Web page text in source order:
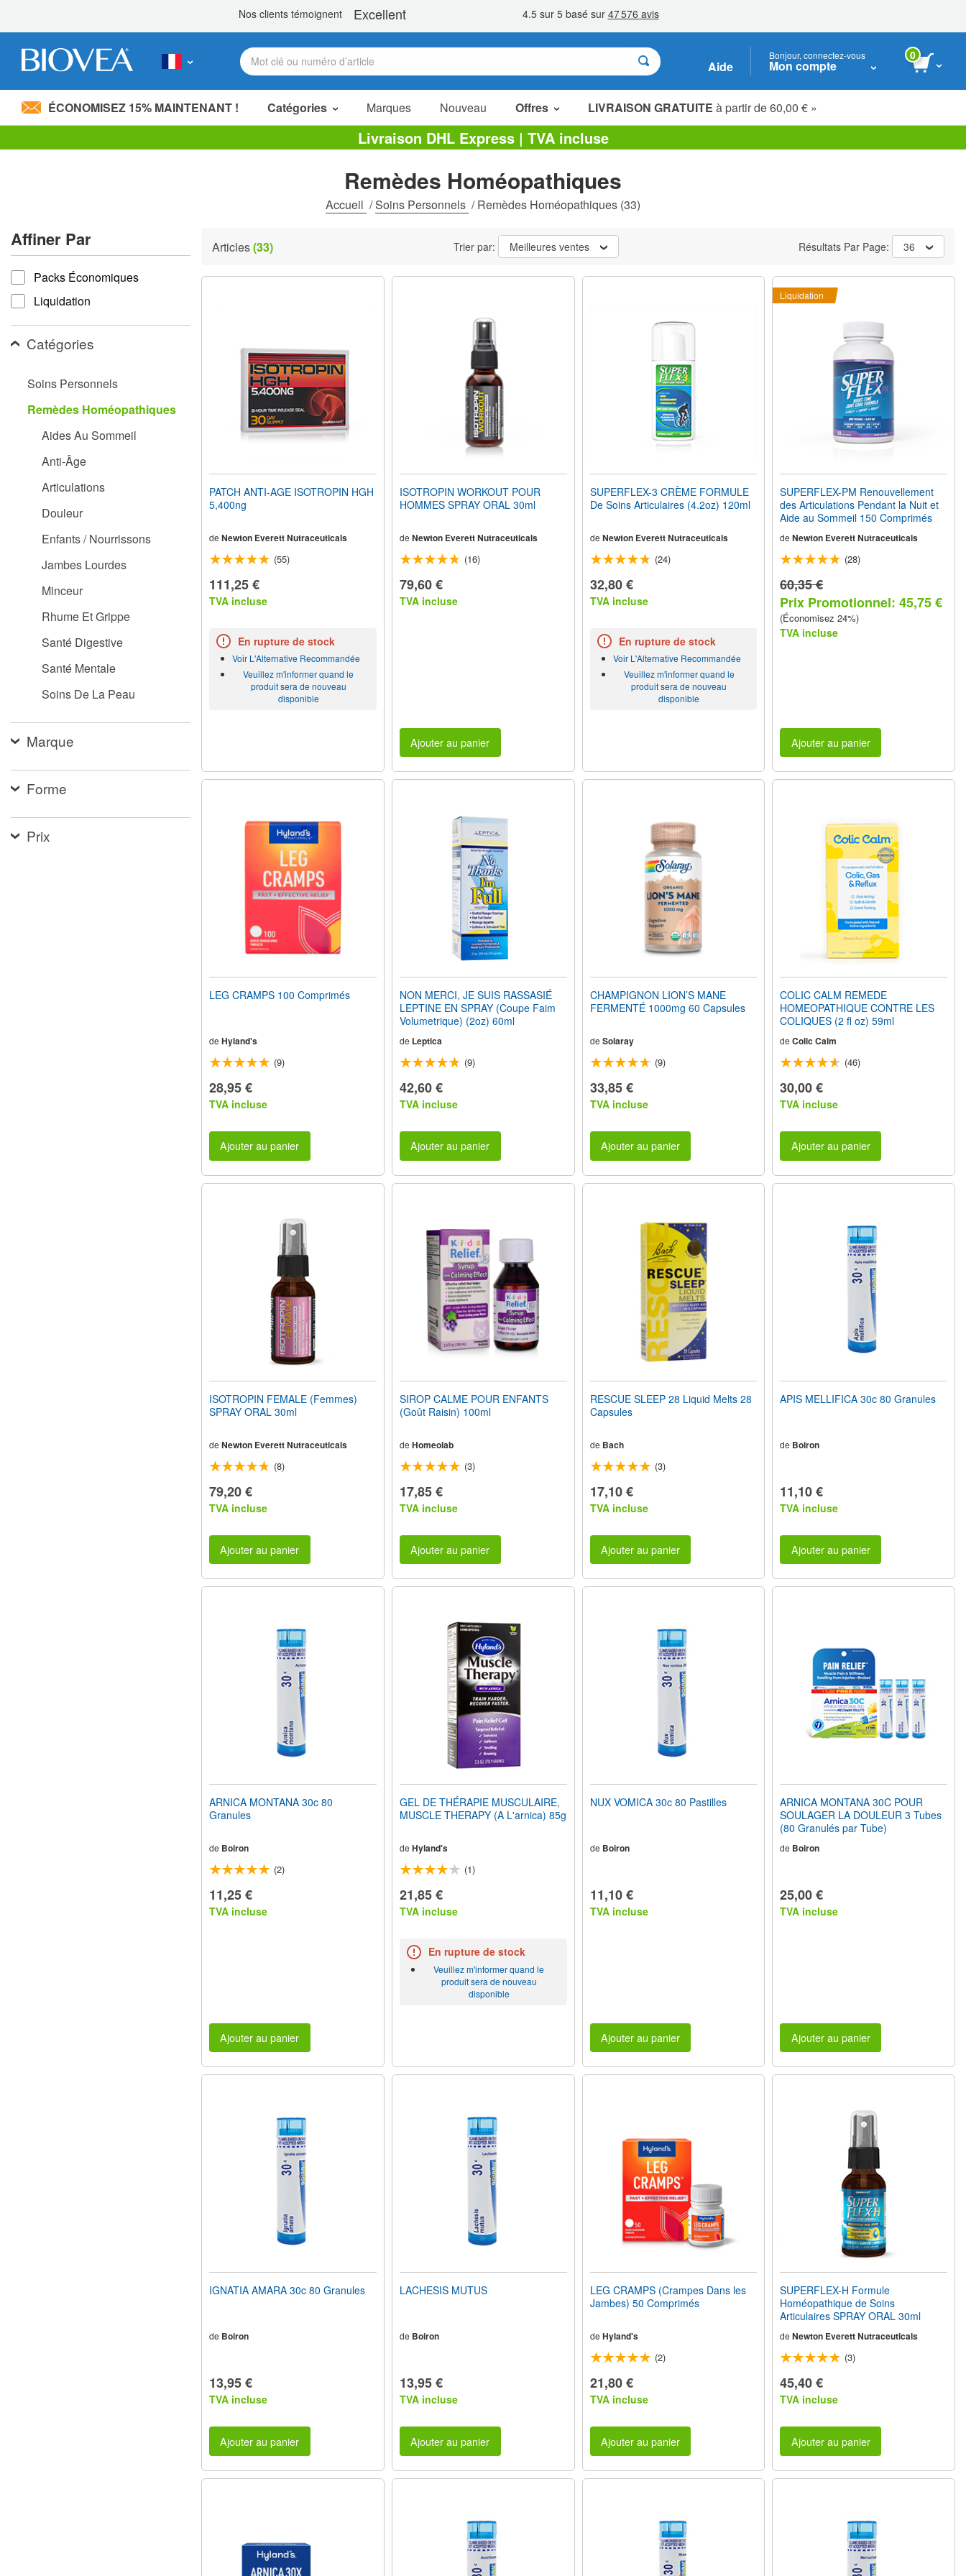
Veuillez
un
système
d'accessibilité.
Appuyez
sur
Ctrl-
pour
adapter
malvoyants
Appuyez
d'accessibilité.
Aide
Bonjour, connectez-vous
Mon compte
0
ÉCONOMISEZ 15% MAINTENANT ! Catégories Marques Nouveau Offres LIVRAISON GRATUITE à partir de 60,00 € »
Articles en Promotion
Packs Économiques
Liquidation
Livraison DHL Express | TVA incluse
Remèdes Homéopathiques
Accueil /Soins Personnels /Remèdes Homéopathiques (33)
Affiner Par
Affiner par
Packs Économiques
Liquidation
Catégories
Soins Personnels
Remèdes Homéopathiques
Aides Au Sommeil
Anti-Âge
Articulations
Douleur
Enfants / Nourrissons
Jambes Lourdes
Minceur
Rhume Et Grippe
Santé Digestive
Santé Mentale
Soins De La Peau
Marque
Forme
Prix
Articles(33) Trier par: Meilleures ventes Résultats Par Page: 36
PATCH ANTI-AGE ISOTROPIN HGH
5,400ng
de Newton Everett Nutraceuticals
(55)
111,25 €
TVA incluse
En rupture de stock
Voir L'Alternative Recommandée
Veuillez m'informer quand le
produit sera de nouveau
disponible
ISOTROPIN WORKOUT POUR
HOMMES SPRAY ORAL 30ml
de Newton Everett Nutraceuticals
(16)
79,60 €
TVA incluse
Ajouter au panier
SUPERFLEX-3 CRÈME FORMULE
De Soins Articulaires (4.2oz) 120ml
de Newton Everett Nutraceuticals
(24)
32,80 €
TVA incluse
En rupture de stock
Voir L'Alternative Recommandée
Veuillez m'informer quand le
produit sera de nouveau
disponible
Liquidation
SUPERFLEX-PM Renouvellement
des Articulations Pendant la Nuit et
Aide au Sommeil 150 Comprimés
de Newton Everett Nutraceuticals
(28)
60,35 €
Prix Promotionnel: 45,75 €
(Économisez 24%)
TVA incluse
Ajouter au panier
LEG CRAMPS 100 Comprimés
de Hyland's
(9)
28,95 €
TVA incluse
Ajouter au panier
NON MERCI, JE SUIS RASSASIÉ
LEPTINE EN SPRAY (Coupe Faim
Volumetrique) (2oz) 60ml
de Leptica
(9)
42,60 €
TVA incluse
Ajouter au panier
CHAMPIGNON LION’S MANE
FERMENTÉ 1000mg 60 Capsules
de Solaray
(9)
33,85 €
TVA incluse
Ajouter au panier
COLIC CALM REMEDE
HOMEOPATHIQUE CONTRE LES
COLIQUES (2 fl oz) 59ml
de Colic Calm
(46)
30,00 €
TVA incluse
Ajouter au panier
ISOTROPIN FEMALE (Femmes)
SPRAY ORAL 30ml
de Newton Everett Nutraceuticals
(8)
79,20 €
TVA incluse
Ajouter au panier
SIROP CALME POUR ENFANTS
(Goût Raisin) 100ml
de Homeolab
(3)
17,85 €
TVA incluse
Ajouter au panier
RESCUE SLEEP 28 Liquid Melts 28
Capsules
de Bach
(3)
17,10 €
TVA incluse
Ajouter au panier
APIS MELLIFICA 30c 80 Granules
de Boiron
11,10 €
TVA incluse
Ajouter au panier
ARNICA MONTANA 30c 80
Granules
de Boiron
(2)
11,25 €
TVA incluse
Ajouter au panier
GEL DE THÉRAPIE MUSCULAIRE,
MUSCLE THERAPY (A L'arnica) 85g
de Hyland's
(1)
21,85 €
TVA incluse
En rupture de stock
Veuillez m'informer quand le
produit sera de nouveau
disponible
NUX VOMICA 30c 80 Pastilles
de Boiron
11,10 €
TVA incluse
Ajouter au panier
ARNICA MONTANA 30C POUR
SOULAGER LA DOULEUR 3 Tubes
(80 Granulés par Tube)
de Boiron
25,00 €
TVA incluse
Ajouter au panier
IGNATIA AMARA 30c 80 Granules
de Boiron
13,95 €
TVA incluse
Ajouter au panier
LACHESIS MUTUS
de Boiron
13,95 €
TVA incluse
Ajouter au panier
LEG CRAMPS (Crampes Dans les
Jambes) 50 Comprimés
de Hyland's
(2)
21,80 €
TVA incluse
Ajouter au panier
SUPERFLEX-H Formule
Homéopathique de Soins
Articulaires SPRAY ORAL 30ml
de Newton Everett Nutraceuticals
(3)
45,40 €
TVA incluse
Ajouter au panier